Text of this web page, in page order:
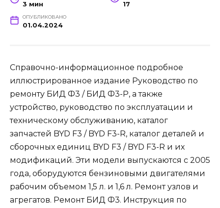
3 мин 17
ОПУБЛИКОВАНО
01.04.2024
Справочно-информационное подробное
иллюстрированное издание Руководство по
ремонту БИД Ф3 / БИД Ф3-Р, а также
устройство, руководство по эксплуатации и
техническому обслуживанию, каталог
запчастей BYD F3 / BYD F3-R, каталог деталей и
сборочных единиц BYD F3 / BYD F3-R и их
модификаций. Эти модели выпускаются с 2005
года, оборудуются бензиновыми двигателями
рабочим объемом 1,5 л. и 1,6 л. Ремонт узлов и
агрегатов. Ремонт БИД Ф3. Инструкция по